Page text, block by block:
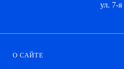
ул. 7-
О САЙТЕ